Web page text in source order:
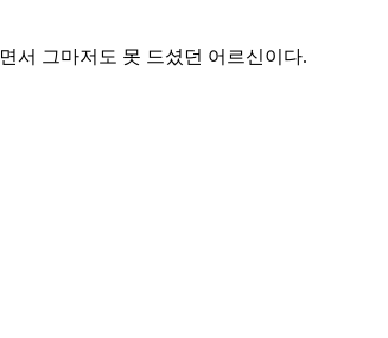
서 그마저도 못 드셨던 어르신이다.